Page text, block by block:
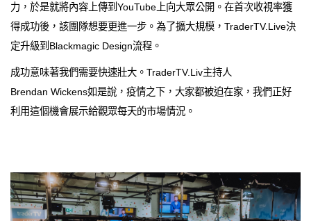
力，於是就將內容上傳到YouTube上向大眾公開。在首次收視率獲
得成功後，該團隊想要更進一步。為了擴大規模，TraderTV.Live決
定升級到Blackmagic Design流程。
成功意味著我們需要快速壯大。TraderTV.Liv主持人
Brendan Wickens如是說，疫情之下，大家都被迫在家，我們正好
利用這個機會展示給觀眾每天的市場情況。